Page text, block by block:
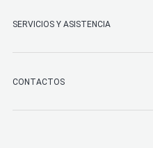
SERVICIOS Y ASISTENCIA
CONTACTOS